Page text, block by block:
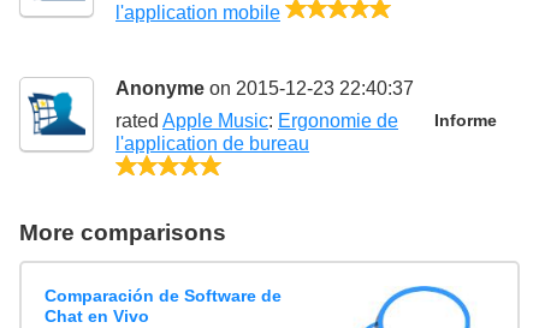
l'application mobile
Anonyme on 2015-12-23 22:40:37
Informe
rated Apple Music: Ergonomie de
l'application de bureau
More comparisons
Comparación de Software de
Chat en Vivo